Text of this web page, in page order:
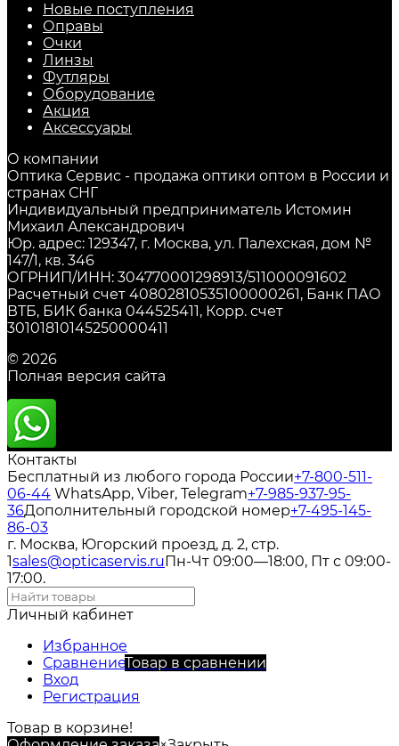
Новые поступления
Оправы
Очки
Линзы
Футляры
Оборудование
Акция
Аксессуары
О компании
Оптика Сервис - продажа оптики оптом в России и
странах СНГ
Индивидуальный предприниматель Истомин
Михаил Александрович
Юр. адрес: 129347, г. Москва, ул. Палехская, дом №
147/1, кв. 346
ОГРНИП/ИНН: 304770001298913/511000091602
Расчетный счет 40802810535100000261, Банк ПАО
ВТБ, БИК банка 044525411, Корр. счет
30101810145250000411
© 2026
Полная версия сайта
Контакты
Бесплатный из любого города России+7-800-511-
06-44 WhatsApp, Viber, Telegram+7-985-937-95-
36Дополнительный городской номер+7-495-145-
86-03
г. Москва, Югорский проезд, д. 2, стр.
1sales@opticaservis.ruПн-Чт 09:00—18:00, Пт с 09:00-
17:00.
Личный кабинет
Избранное
СравнениеТовар в сравнении
Вход
Регистрация
Товар в корзине!